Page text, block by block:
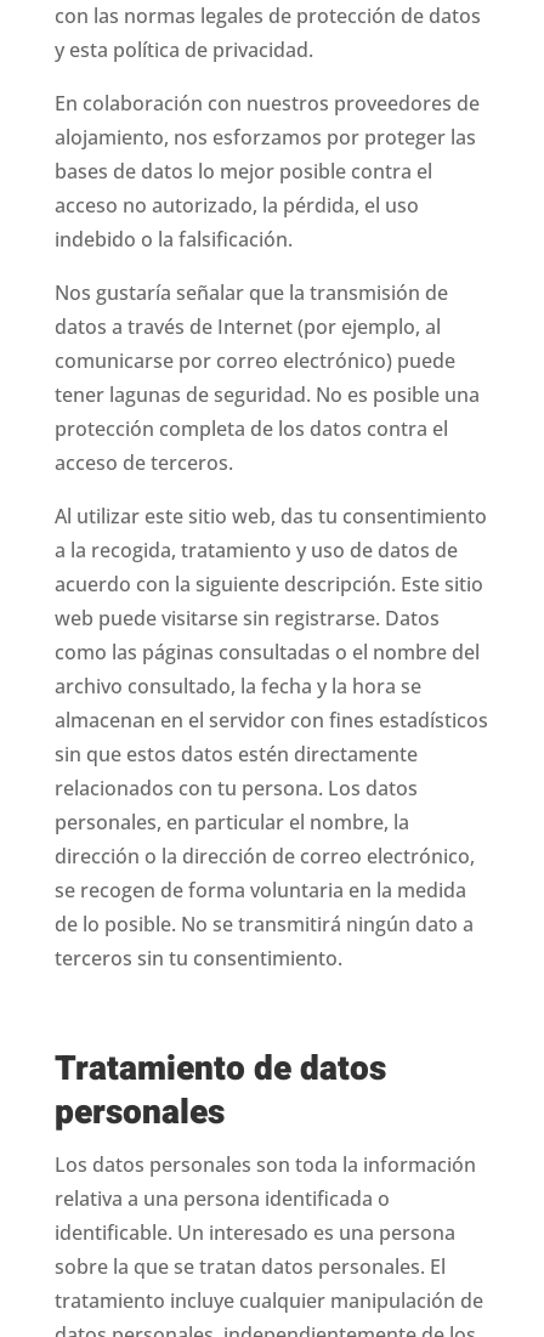
con las normas legales de protección de datos
y esta política de privacidad.
En colaboración con nuestros proveedores de
alojamiento, nos esforzamos por proteger las
bases de datos lo mejor posible contra el
acceso no autorizado, la pérdida, el uso
indebido o la falsificación.
Nos gustaría señalar que la transmisión de
datos a través de Internet (por ejemplo, al
comunicarse por correo electrónico) puede
tener lagunas de seguridad. No es posible una
protección completa de los datos contra el
acceso de terceros.
Al utilizar este sitio web, das tu consentimiento
a la recogida, tratamiento y uso de datos de
acuerdo con la siguiente descripción. Este sitio
web puede visitarse sin registrarse. Datos
como las páginas consultadas o el nombre del
archivo consultado, la fecha y la hora se
almacenan en el servidor con fines estadísticos
sin que estos datos estén directamente
relacionados con tu persona. Los datos
personales, en particular el nombre, la
dirección o la dirección de correo electrónico,
se recogen de forma voluntaria en la medida
de lo posible. No se transmitirá ningún dato a
terceros sin tu consentimiento.
Tratamiento de datos
personales
Los datos personales son toda la información
relativa a una persona identificada o
identificable. Un interesado es una persona
sobre la que se tratan datos personales. El
tratamiento incluye cualquier manipulación de